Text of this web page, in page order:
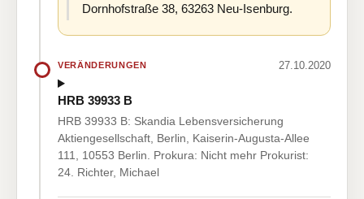
Dornhofstraße 38, 63263 Neu-Isenburg.
VERÄNDERUNGEN 27.10.2020
HRB 39933 B
HRB 39933 B: Skandia Lebensversicherung
Aktiengesellschaft, Berlin, Kaiserin-Augusta-Allee
111, 10553 Berlin. Prokura: Nicht mehr Prokurist:
24. Richter, Michael